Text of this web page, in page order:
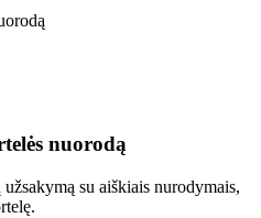
nuorodą
su aiškiais nurodymais,